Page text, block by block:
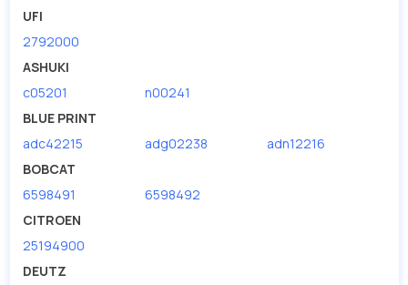
UFI
2792000
ASHUKI
c05201
n00241
BLUE PRINT
adc42215
adg02238
adn12216
BOBCAT
6598491
6598492
CITROEN
25194900
DEUTZ